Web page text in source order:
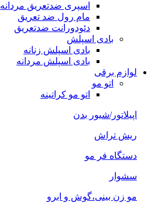
اسپری ضدتعریق مردانه
مام رول ضد تعریق
دئودورانت ضدتعریق
بادی اسپلش
بادی اسپلش زنانه
بادی اسپلش مردانه
لوازم برقی
اتو مو
اتو مو کراتینه
اپیلاتور/شیور بدن
ریش تراش
دستگاه فر مو
سشوار
مو زن بینی،گوش و ابرو